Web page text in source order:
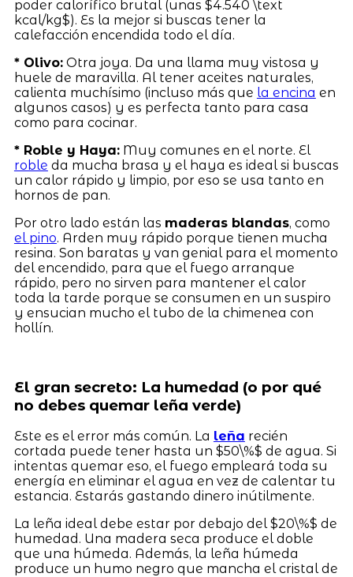
poder calorífico brutal (unas $4.540 \text
kcal/kg$). Es la mejor si buscas tener la
calefacción encendida todo el día.
* Olivo:Otra joya. Da una llama muy vistosa y
huele de maravilla. Al tener aceites naturales,
calienta muchísimo (incluso más que la encina en
algunos casos) y es perfecta tanto para casa
como para cocinar.
* Roble y Haya:Muy comunes en el norte. El
roble da mucha brasa y el haya es ideal si buscas
un calor rápido y limpio, por eso se usa tanto en
hornos de pan.
Por otro lado están las maderas blandas, como
el pino. Arden muy rápido porque tienen mucha
resina. Son baratas y van genial para el momento
del encendido, para que el fuego arranque
rápido, pero no sirven para mantener el calor
toda la tarde porque se consumen en un suspiro
y ensucian mucho el tubo de la chimenea con
hollín.
El gran secreto: La humedad (o por qué
no debes quemar leña verde)
Este es el error más común. La leña recién
cortada puede tener hasta un $50\%$ de agua. Si
intentas quemar eso, el fuego empleará toda su
energía en eliminar el agua en vez de calentar tu
estancia. Estarás gastando dinero inútilmente.
La leña ideal debe estar por debajo del $20\%$ de
humedad. Una madera seca produce el doble
que una húmeda. Además, la leña húmeda
produce un humo negro que mancha el cristal de